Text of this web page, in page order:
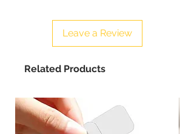
Leave a Review
Related Products